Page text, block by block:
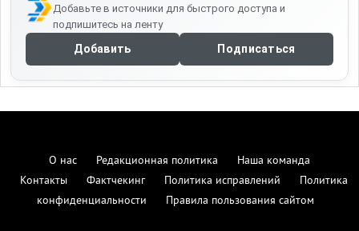
Добавьте в источники для быстрого доступа и
подпишитесь на ленту
Добавить Подписаться
О нас Редакционная политика
Наша команда
Контакты
Фактчекинг Политика исправлений
Политика
конфиденциальности
Правила пользования сайтом